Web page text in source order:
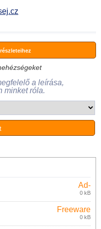
a leírása,
minket róla.
Ad-
supported
0 kB
Freeware
0 kB